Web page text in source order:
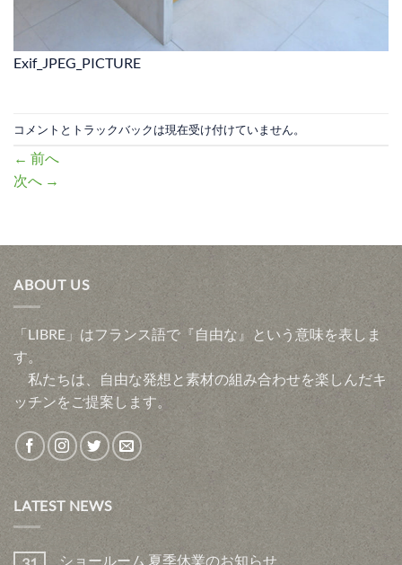
Exif_JPEG_PICTURE
コメントとトラックバックは現在受け付けていません。
← 前へ
次へ →
ABOUT US
「LIBRE」はフランス語で『自由な』という意味を表しま
す。
私たちは、自由な発想と素材の組み合わせを楽しんだキ
ッチンをご提案します。
LATEST NEWS
ショールーム 夏季休業のお知らせ